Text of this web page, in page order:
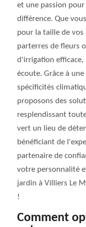
et une passion
différence. Que
pour la taille de
parterres de fleurs
d'irrigation efficace,
écoute. Grâce à
spécificités
proposons des
resplendissant
vert un lieu de
bénéficiant de
partenaire de
votre personnalité
jardin à Villiers Le
!
Comment